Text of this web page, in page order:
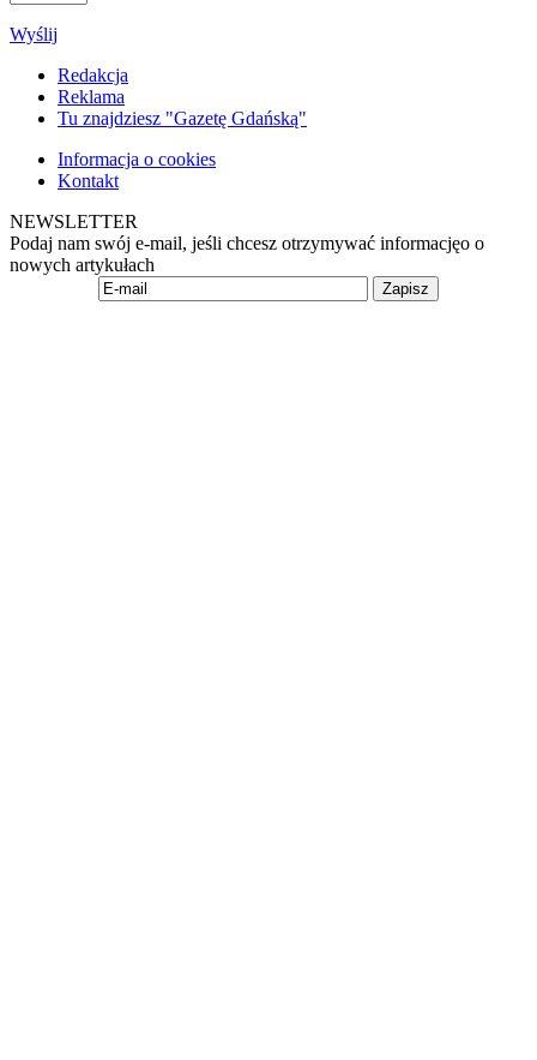
Wyślij
Redakcja
Reklama
Tu znajdziesz "Gazetę Gdańską"
Informacja o cookies
Kontakt
NEWSLETTER
Podaj nam swój e-mail, jeśli chcesz otrzymywać informacjęo o
nowych artykułach
Zapisz